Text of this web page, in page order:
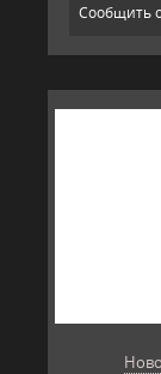
Сообщить